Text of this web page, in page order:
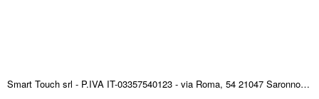
Smart Touch srl - P.IVA IT-03357540123 - via Roma, 54 21047 Saronno (VA) ITALY